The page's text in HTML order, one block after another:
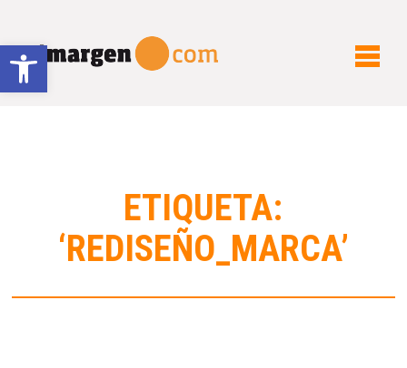
Abrir barra de herramientas
ETIQUETA:
‘REDISEÑO_MARCA’